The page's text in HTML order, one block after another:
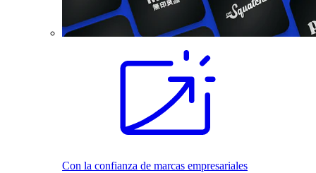
Con la confianza de marcas empresariales